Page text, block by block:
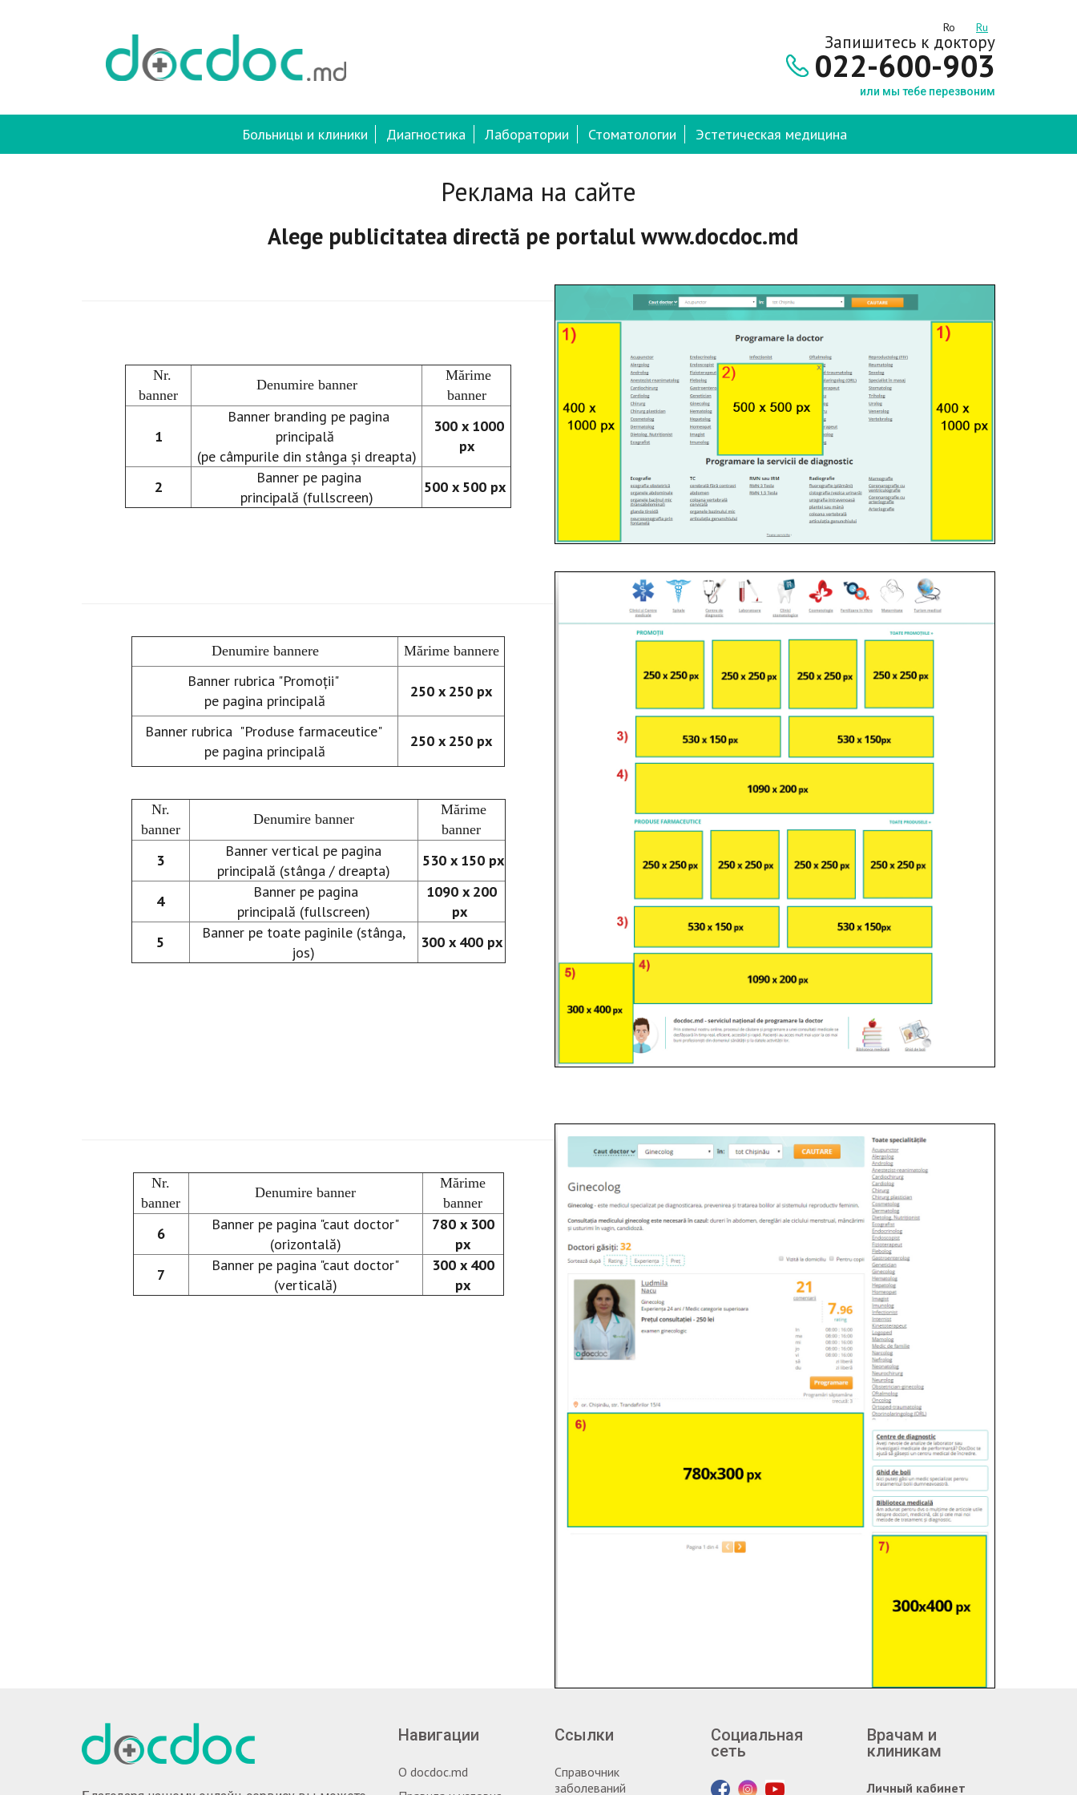
Ro Ru
Запишитесь к доктору
022-600-903
или мы тебе перезвоним
Больницы и клиники Диагностика Лаборатории Стоматологии Эстетическая медицина
Реклама на сайте
Alege publicitatea directă pe portalulwww.docdoc.md
Nr.
banner
Denumire banner
Mărime
banner
1
Banner branding pe pagina
principală
(pe câmpurile din stânga și dreapta)
300 x 1000
px
2
Banner pe pagina
principală (fullscreen)
500 x 500 px
Denumire bannere Mărime bannere
Banner rubrica "Promoții"
pe pagina principală
250 x 250 px
Banner rubrica "Produse farmaceutice"
pe pagina principală
250 x 250 px
Nr.
banner
Denumire banner
Mărime
banner
3
Banner vertical pe pagina
principală (stânga / dreapta)
530 x 150 px
4
Banner pe pagina
principală (fullscreen)
1090 x 200
px
5
Banner pe toate paginile (stânga,
jos)
300 x 400 px
Nr.
banner
Denumire banner
Mărime
banner
6
Banner pe pagina "caut doctor"
(orizontală)
780 x 300
px
7
Banner pe pagina "caut doctor"
(verticală)
300 x 400
px
Навигации
О docdoc.md
Ссылки
Справочник
заболеваний
Социальная
сеть
Врачам и
клиникам
Личный кабинет